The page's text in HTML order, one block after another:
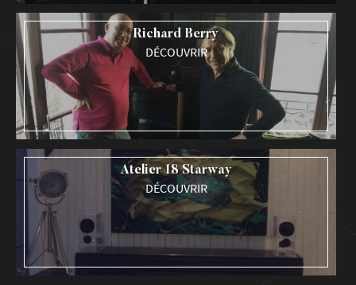
Richard Berry
DÉCOUVRIR
Atelier 18 Starway
DÉCOUVRIR